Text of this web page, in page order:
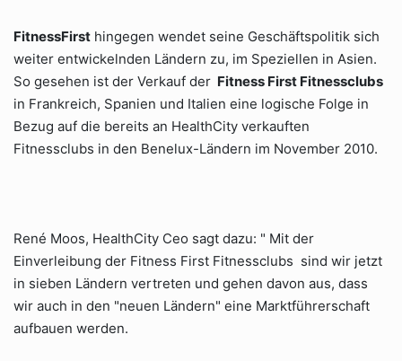
FitnessFirst hingegen wendet seine Geschäftspolitik sich
weiter entwickelnden Ländern zu, im Speziellen in Asien.
So gesehen ist der Verkauf der Fitness First Fitnessclubs
in Frankreich, Spanien und Italien eine logische Folge in
Bezug auf die bereits an HealthCity verkauften
Fitnessclubs in den Benelux-Ländern im November 2010.
René Moos, HealthCity Ceo sagt dazu: " Mit der
Einverleibung der Fitness First Fitnessclubs sind wir jetzt
in sieben Ländern vertreten und gehen davon aus, dass
wir auch in den "neuen Ländern" eine Marktführerschaft
aufbauen werden.